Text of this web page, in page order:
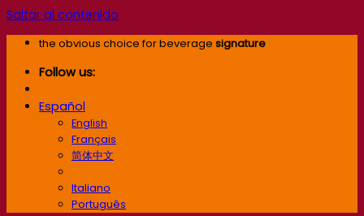
Saltar al contenido
the obvious choice for beverage signature
Follow us:
Español
English
Français
简体中文
Italiano
Português